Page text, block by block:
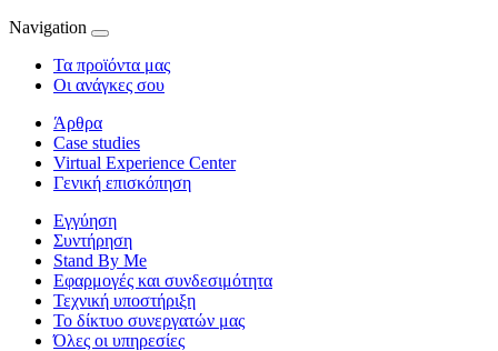
Navigation
Τα προϊόντα μας
Οι ανάγκες σου
Άρθρα
Case studies
Virtual Experience Center
Γενική επισκόπηση
Εγγύηση
Συντήρηση
Stand By Me
Εφαρμογές και συνδεσιμότητα
Τεχνική υποστήριξη
Το δίκτυο συνεργατών μας
Όλες οι υπηρεσίες